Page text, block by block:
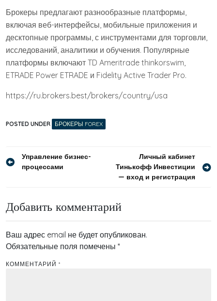
Брокеры предлагают разнообразные платформы,
включая веб-интерфейсы, мобильные приложения и
десктопные программы, с инструментами для торговли,
исследований, аналитики и обучения. Популярные
платформы включают TD Ameritrade thinkorswim,
ETRADE Power ETRADE и Fidelity Active Trader Pro.
https://ru.brokers.best/brokers/country/usa
POSTED UNDER БРОКЕРЫ FOREX
Навигация
Управление бизнес-
процессами
Личный кабинет
Тинькофф Инвестиции
— вход и регистрация
Добавить комментарий
Ваш адрес email не будет опубликован.
Обязательные поля помечены *
КОММЕНТАРИЙ *